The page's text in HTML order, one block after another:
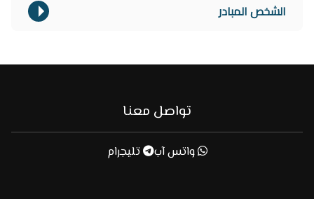
الشخص المبادر
تواصل معنا
واتس آب تليجرام